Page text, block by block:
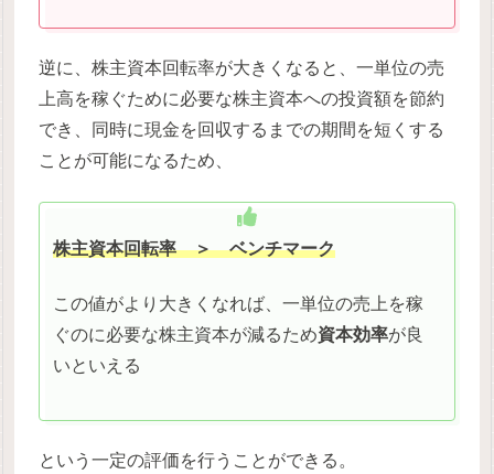
逆に、株主資本回転率が大きくなると、一単位の売
上高を稼ぐために必要な株主資本への投資額を節約
でき、同時に現金を回収するまでの期間を短くする
ことが可能になるため、
株主資本回転率＞ ベンチマーク
この値がより大きくなれば、一単位の売上を稼
ぐのに必要な株主資本が減るため資本効率が良
いといえる
という一定の評価を行うことができる。